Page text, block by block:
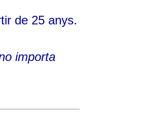
de 25 anys.
importa